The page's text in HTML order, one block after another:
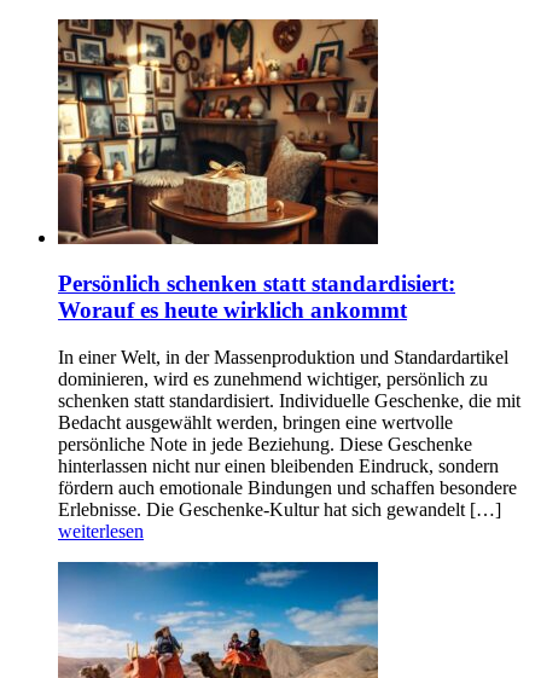
Persönlich schenken statt standardisiert:
Worauf es heute wirklich ankommt
In einer Welt, in der Massenproduktion und Standardartikel
dominieren, wird es zunehmend wichtiger, persönlich zu
schenken statt standardisiert. Individuelle Geschenke, die mit
Bedacht ausgewählt werden, bringen eine wertvolle
persönliche Note in jede Beziehung. Diese Geschenke
hinterlassen nicht nur einen bleibenden Eindruck, sondern
fördern auch emotionale Bindungen und schaffen besondere
Erlebnisse. Die Geschenke-Kultur hat sich gewandelt […]
weiterlesen